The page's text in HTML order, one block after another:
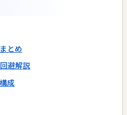
とめ
避解説
成